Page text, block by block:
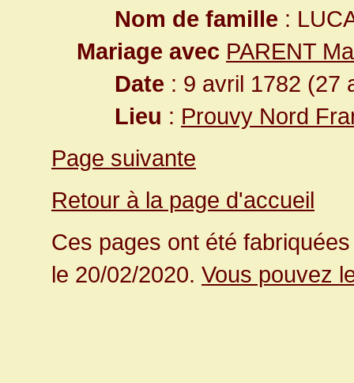
Nom de famille :
Mariage avec PARENT
Date : 9 avril 1782 (27
Lieu : Prouvy Nord
Page suivante
Retour à la page d'accueil
Ces pages ont été
le 20/02/2020. Vous pouvez